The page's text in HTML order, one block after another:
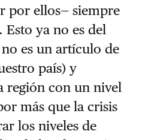
por ellos— siempre
ya no es del
es un artículo de
país) y
región con un nivel
más que la crisis
los niveles de